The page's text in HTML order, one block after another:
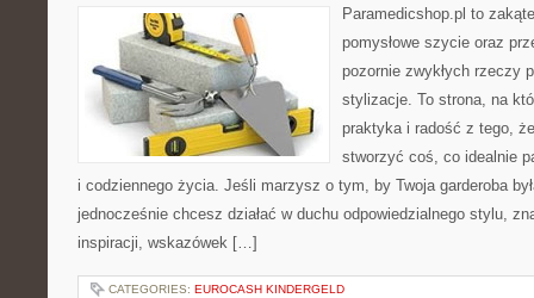
Paramedicshop.pl to
pomysłowe szycie oraz
pozornie zwykłych rzeczy
stylizacje. To strona, na
praktyka i radość z tego,
stworzyć coś, co idealnie
i codziennego życia. Jeśli marzysz o tym, by Twoja garderoba
jednocześnie chcesz działać w duchu odpowiedzialnego stylu,
inspiracji, wskazówek […]
CATEGORIES: EUROCASH KINDERGELD